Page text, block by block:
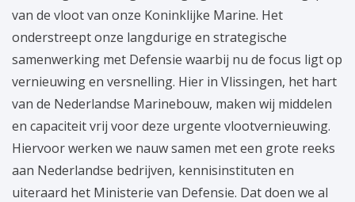
van de vloot van onze Koninklijke Marine. Het
onderstreept onze langdurige en strategische
samenwerking met Defensie waarbij nu de focus ligt op
vernieuwing en versnelling. Hier in Vlissingen, het hart
van de Nederlandse Marinebouw, maken wij middelen
en capaciteit vrij voor deze urgente vlootvernieuwing.
Hiervoor werken we nauw samen met een grote reeks
aan Nederlandse bedrijven, kennisinstituten en
uiteraard het Ministerie van Defensie. Dat doen we al